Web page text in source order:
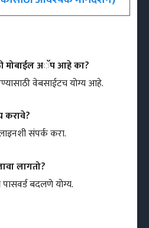
मोबाईल अॅप आहे का?
वेबसाईटच योग्य आहे.
करावे?
संपर्क करा.
लागतो?
बदलणे योग्य.